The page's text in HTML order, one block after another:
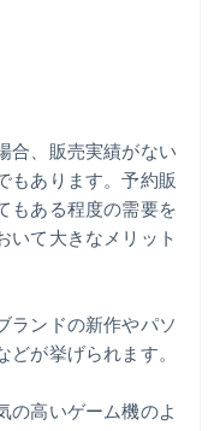
合、販売実績がない
もあります。予約販
もある程度の需要を
いて大きなメリット
ランドの新作やパソ
が挙げられます。
の高いゲーム機のよ